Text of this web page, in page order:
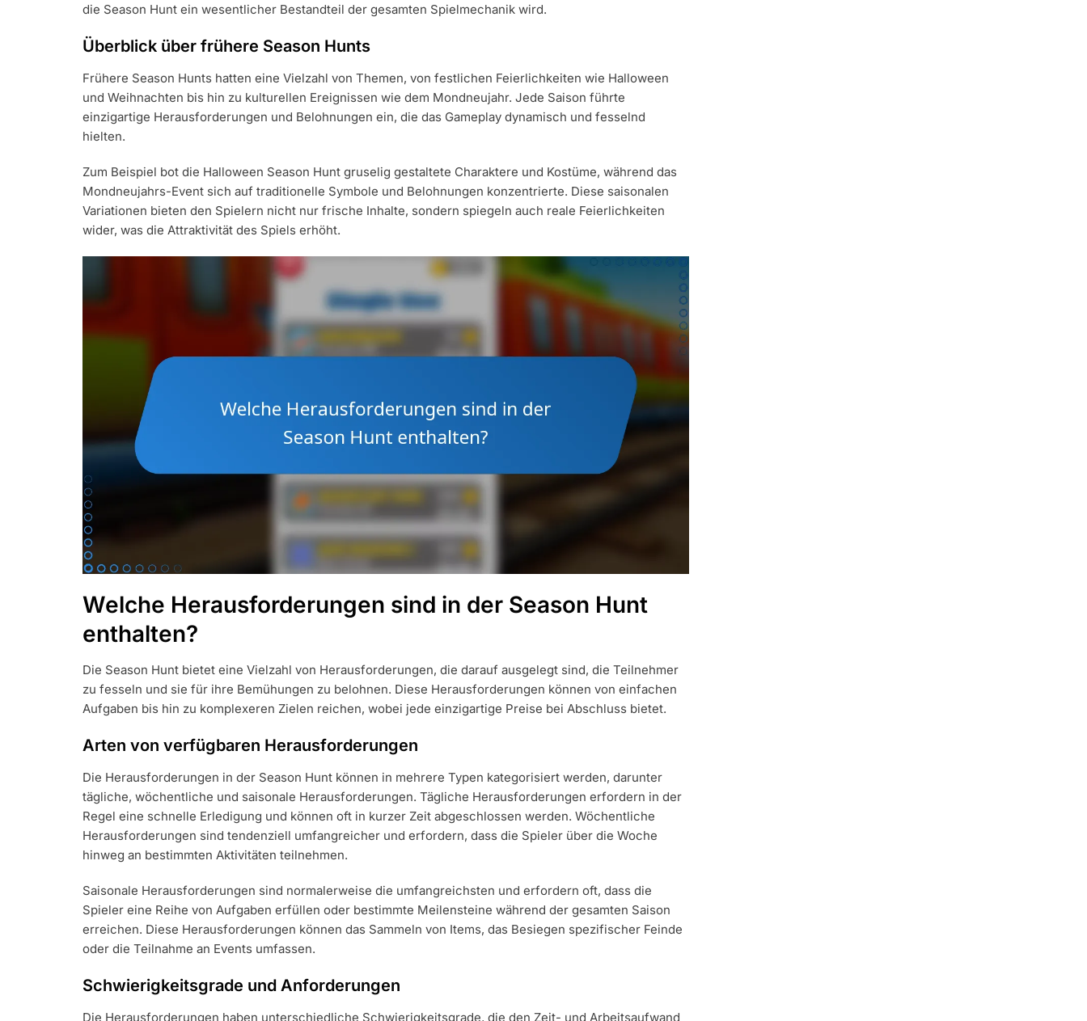
die Season Hunt ein wesentlicher Bestandteil der gesamten Spielmechanik wird.
Überblick über frühere Season Hunts
Frühere Season Hunts hatten eine Vielzahl von Themen, von festlichen Feierlichkeiten wie Halloween
und Weihnachten bis hin zu kulturellen Ereignissen wie dem Mondneujahr. Jede Saison führte
einzigartige Herausforderungen und Belohnungen ein, die das Gameplay dynamisch und fesselnd
hielten.
Zum Beispiel bot die Halloween Season Hunt gruselig gestaltete Charaktere und Kostüme, während das
Mondneujahrs-Event sich auf traditionelle Symbole und Belohnungen konzentrierte. Diese saisonalen
Variationen bieten den Spielern nicht nur frische Inhalte, sondern spiegeln auch reale Feierlichkeiten
wider, was die Attraktivität des Spiels erhöht.
Welche Herausforderungen sind in der Season Hunt
enthalten?
Die Season Hunt bietet eine Vielzahl von Herausforderungen, die darauf ausgelegt sind, die Teilnehmer
zu fesseln und sie für ihre Bemühungen zu belohnen. Diese Herausforderungen können von einfachen
Aufgaben bis hin zu komplexeren Zielen reichen, wobei jede einzigartige Preise bei Abschluss bietet.
Arten von verfügbaren Herausforderungen
Die Herausforderungen in der Season Hunt können in mehrere Typen kategorisiert werden, darunter
tägliche, wöchentliche und saisonale Herausforderungen. Tägliche Herausforderungen erfordern in der
Regel eine schnelle Erledigung und können oft in kurzer Zeit abgeschlossen werden. Wöchentliche
Herausforderungen sind tendenziell umfangreicher und erfordern, dass die Spieler über die Woche
hinweg an bestimmten Aktivitäten teilnehmen.
Saisonale Herausforderungen sind normalerweise die umfangreichsten und erfordern oft, dass die
Spieler eine Reihe von Aufgaben erfüllen oder bestimmte Meilensteine während der gesamten Saison
erreichen. Diese Herausforderungen können das Sammeln von Items, das Besiegen spezifischer Feinde
oder die Teilnahme an Events umfassen.
Schwierigkeitsgrade und Anforderungen
Die Herausforderungen haben unterschiedliche Schwierigkeitsgrade, die den Zeit- und Arbeitsaufwand